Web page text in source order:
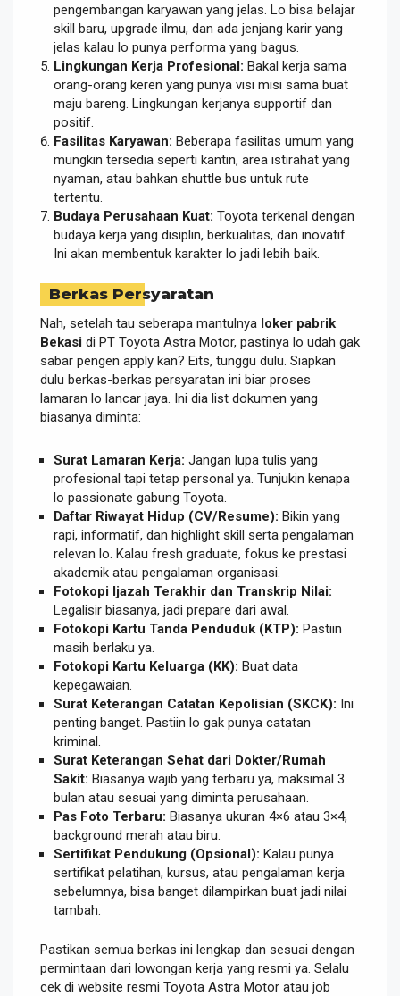
pengembangan karyawan yang jelas. Lo bisa belajar
skill baru, upgrade ilmu, dan ada jenjang karir yang
jelas kalau lo punya performa yang bagus.
Lingkungan Kerja Profesional: Bakal kerja sama
orang-orang keren yang punya visi misi sama buat
maju bareng. Lingkungan kerjanya supportif dan
positif.
Fasilitas Karyawan: Beberapa fasilitas umum yang
mungkin tersedia seperti kantin, area istirahat yang
nyaman, atau bahkan shuttle bus untuk rute
tertentu.
Budaya Perusahaan Kuat: Toyota terkenal dengan
budaya kerja yang disiplin, berkualitas, dan inovatif.
Ini akan membentuk karakter lo jadi lebih baik.
Berkas Persyaratan
Nah, setelah tau seberapa mantulnya loker pabrik
Bekasi di PT Toyota Astra Motor, pastinya lo udah gak
sabar pengen apply kan? Eits, tunggu dulu. Siapkan
dulu berkas-berkas persyaratan ini biar proses
lamaran lo lancar jaya. Ini dia list dokumen yang
biasanya diminta:
Surat Lamaran Kerja: Jangan lupa tulis yang
profesional tapi tetap personal ya. Tunjukin kenapa
lo passionate gabung Toyota.
Daftar Riwayat Hidup (CV/Resume): Bikin yang
rapi, informatif, dan highlight skill serta pengalaman
relevan lo. Kalau fresh graduate, fokus ke prestasi
akademik atau pengalaman organisasi.
Fotokopi Ijazah Terakhir dan Transkrip Nilai:
Legalisir biasanya, jadi prepare dari awal.
Fotokopi Kartu Tanda Penduduk (KTP): Pastiin
masih berlaku ya.
Fotokopi Kartu Keluarga (KK): Buat data
kepegawaian.
Surat Keterangan Catatan Kepolisian (SKCK): Ini
penting banget. Pastiin lo gak punya catatan
kriminal.
Surat Keterangan Sehat dari Dokter/Rumah
Sakit: Biasanya wajib yang terbaru ya, maksimal 3
bulan atau sesuai yang diminta perusahaan.
Pas Foto Terbaru: Biasanya ukuran 4×6 atau 3×4,
background merah atau biru.
Sertifikat Pendukung (Opsional): Kalau punya
sertifikat pelatihan, kursus, atau pengalaman kerja
sebelumnya, bisa banget dilampirkan buat jadi nilai
tambah.
Pastikan semua berkas ini lengkap dan sesuai dengan
permintaan dari lowongan kerja yang resmi ya. Selalu
cek di website resmi Toyota Astra Motor atau job